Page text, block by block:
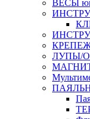
ВЕСЫ
ЛУПЫ/